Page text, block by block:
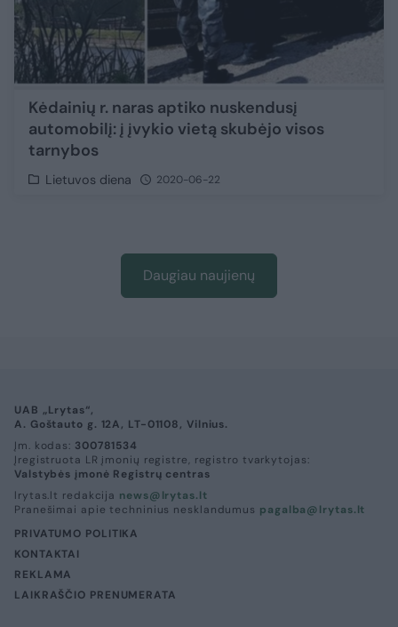
Kėdainių r. naras aptiko nuskendusį
automobilį: į įvykio vietą skubėjo visos
tarnybos
Lietuvos diena 2020-06-22
Daugiau naujienų
UAB „Lrytas“,
A. Goštauto g. 12A, LT-01108, Vilnius.
Įm. kodas: 300781534
Įregistruota LR įmonių registre, registro tvarkytojas:
Valstybės įmonė Registrų centras
lrytas.lt redakcija news@lrytas.lt
Pranešimai apie techninius nesklandumus pagalba@lrytas.lt
PRIVATUMO POLITIKA
KONTAKTAI
REKLAMA
LAIKRAŠČIO PRENUMERATA